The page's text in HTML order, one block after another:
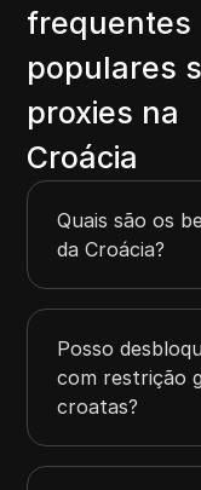
frequentes
populares
proxies na
Croácia
Quais são os
da Croácia?
Posso
com restrição
croatas?